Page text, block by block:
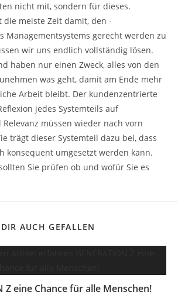
nicht mit, sondern für dieses.
meiste Zeit damit, den -
Managementsystems gerecht werden zu
wir uns endlich vollständig lösen.
haben nur einen Zweck, alles von den
was geht, damit am Ende mehr
Arbeit bleibt. Der kundenzentrierte
jedes Systemteils auf
müssen wieder nach vorn
trägt dieser Systemteil dazu bei, dass
konsequent umgesetzt werden kann.
Sie prüfen ob und wofür Sie es
AUCH GEFALLEN
Z eine Chance für alle Menschen!